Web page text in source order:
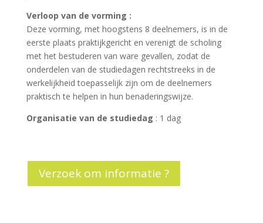
Verloop van de vorming :
Deze vorming, met hoogstens 8 deelnemers, is in de
eerste plaats praktijkgericht en verenigt de scholing
met het bestuderen van ware gevallen, zodat de
onderdelen van de studiedagen rechtstreeks in de
werkelijkheid toepasselijk zijn om de deelnemers
praktisch te helpen in hun benaderingswijze.
Organisatie van de studiedag : 1 dag
Verzoek om informatie ?